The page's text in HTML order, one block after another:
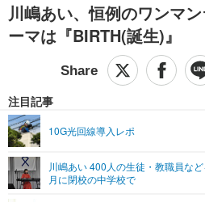
IT・デジタルTOP
ショッピング
SPEED TEST
エンタメTOP
グラビア
ライフTOP
その他
リリース一覧
プッシュ通知の停止方法
川嶋あい、恒例のワンマ
ーマは『BIRTH(誕生)』
注目記事
10G光回線導入レポ
川嶋あい 400人の生徒・教職員な
月に閉校の中学校で